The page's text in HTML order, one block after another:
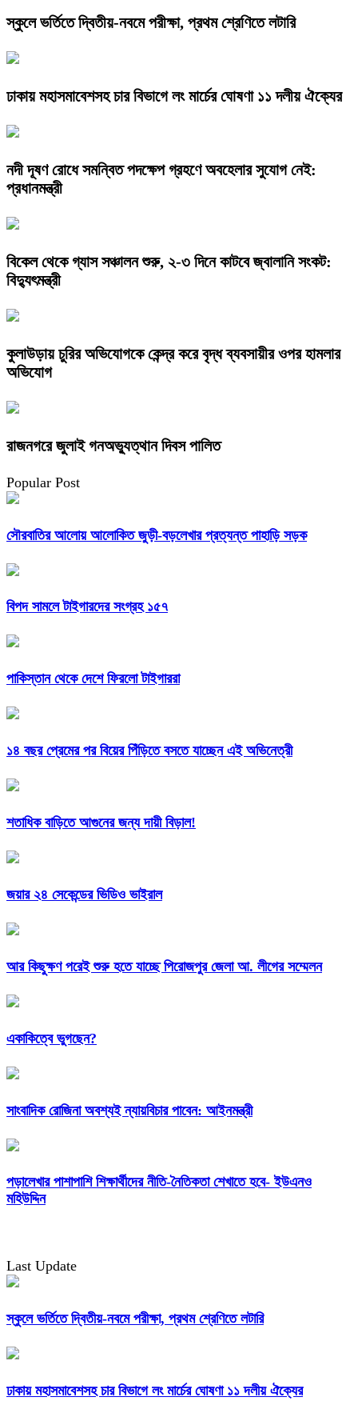
স্কুলে ভর্তিতে দ্বিতীয়-নবমে পরীক্ষা, প্রথম শ্রেণিতে লটারি
ঢাকায় মহাসমাবেশসহ চার বিভাগে লং মার্চের ঘোষণা ১১ দলীয় ঐক্যের
নদী দূষণ রোধে সমন্বিত পদক্ষেপ গ্রহণে অবহেলার সুযোগ নেই:
প্রধানমন্ত্রী
বিকেল থেকে গ্যাস সঞ্চালন শুরু, ২-৩ দিনে কাটবে জ্বালানি সংকট:
বিদ্যুৎমন্ত্রী
কুলাউড়ায় চুরির অভিযোগকে কেন্দ্র করে বৃদ্ধ ব্যবসায়ীর ওপর হামলার
অভিযোগ
রাজনগরে জুলাই গনঅভ্যুত্থান দিবস পালিত
Popular Post
সৌরবাতির আলোয় আলোকিত জুড়ী-বড়লেখার প্রত্যন্ত পাহাড়ি সড়ক
বিপদ সামলে টাইগারদের সংগ্রহ ১৫৭
পাকিস্তান থেকে দেশে ফিরলো টাইগাররা
১৪ বছর প্রেমের পর বিয়ের পিঁড়িতে বসতে যাচ্ছেন এই অভিনেত্রী
শতাধিক বাড়িতে আগুনের জন্য দায়ী বিড়াল!
জয়ার ২৪ সেকেন্ডের ভিডিও ভাইরাল
আর কিছুক্ষণ পরেই শুরু হতে যাচ্ছে পিরোজপুর জেলা আ. লীগের সম্মেলন
একাকিত্বে ভুগছেন?
সাংবাদিক রোজিনা অবশ্যই ন্যায়বিচার পাবেন: আইনমন্ত্রী
পড়ালেখার পাশাপাশি শিক্ষার্থীদের নীতি-নৈতিকতা শেখাতে হবে- ইউএনও
মহিউদ্দিন
Last Update
স্কুলে ভর্তিতে দ্বিতীয়-নবমে পরীক্ষা, প্রথম শ্রেণিতে লটারি
ঢাকায় মহাসমাবেশসহ চার বিভাগে লং মার্চের ঘোষণা ১১ দলীয় ঐক্যের